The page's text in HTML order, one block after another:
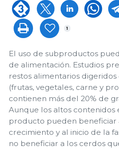
1
El uso de subproductos
de alimentación. Estudios
restos alimentarios
(frutas, vegetales, carne y
contienen más del 20% de
Aunque los altos contenidos
producto pueden beneficiar
crecimiento y al inicio de la
no beneficiar a los cerdos